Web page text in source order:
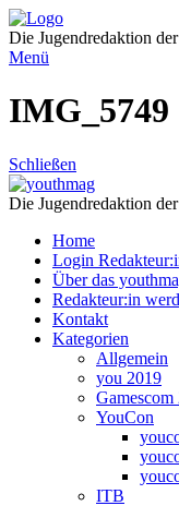
Direkt
zum
Inhalt
Die Jugendredaktion
Menü
IMG_5749
Schließen
Die Jugendredaktion
Home
Login
Über das
Redakteur:in
Kontakt
Kategorien
Allgemein
you 2019
Gamescom
YouCon
ITB